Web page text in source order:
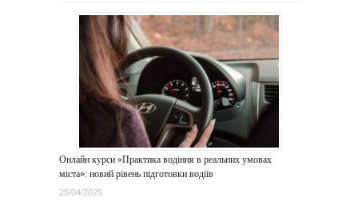
Онлайн курси «Практика водіння в реальних умовах
міста»: новий рівень підготовки водіїв
25/04/2025